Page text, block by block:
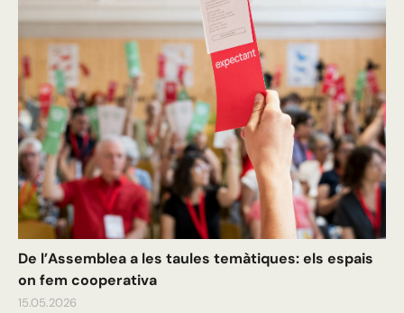
De l’Assemblea a les taules temàtiques: els espais
on fem cooperativa
15.05.2026